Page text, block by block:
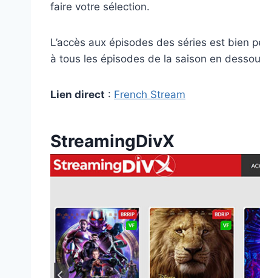
faire votre sélection.
L’accès aux épisodes des séries est bien
à tous les épisodes de la saison en
Lien direct : French Stream
StreamingDivX